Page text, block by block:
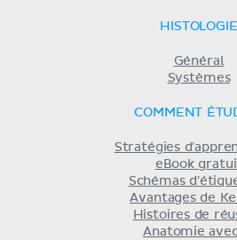
HISTOLOGIE
Général
Systèmes
COMMENT
Stratégies
eBook
Schémas
Avantages de
Histoires de
Anatomie